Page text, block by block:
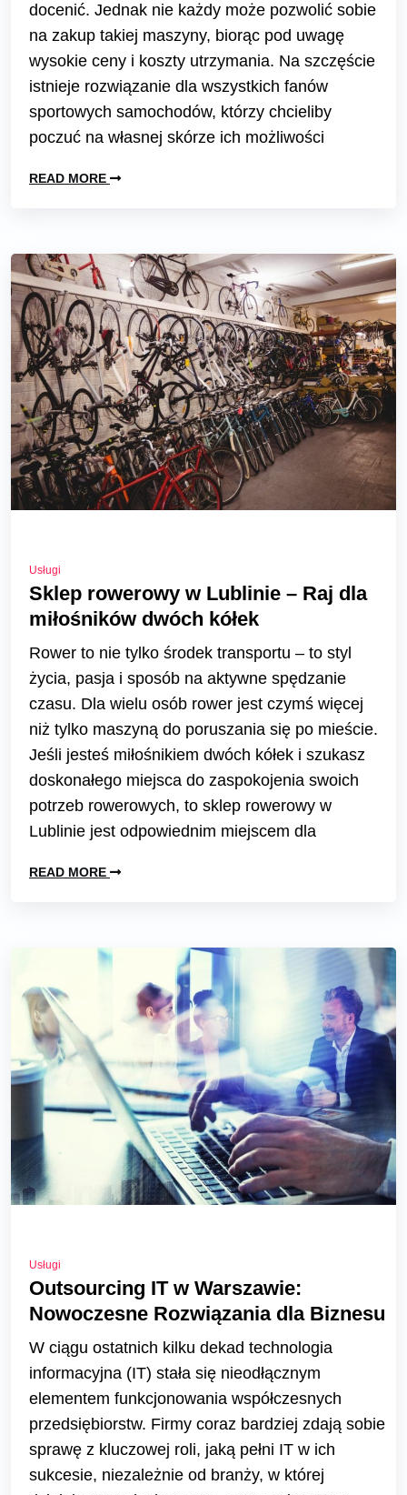
docenić. Jednak nie każdy może pozwolić sobie
na zakup takiej maszyny, biorąc pod uwagę
wysokie ceny i koszty utrzymania. Na szczęście
istnieje rozwiązanie dla wszystkich fanów
sportowych samochodów, którzy chcieliby
poczuć na własnej skórze ich możliwości
READ MORE
Usługi
Sklep rowerowy w Lublinie – Raj dla
miłośników dwóch kółek
Rower to nie tylko środek transportu – to styl
życia, pasja i sposób na aktywne spędzanie
czasu. Dla wielu osób rower jest czymś więcej
niż tylko maszyną do poruszania się po mieście.
Jeśli jesteś miłośnikiem dwóch kółek i szukasz
doskonałego miejsca do zaspokojenia swoich
potrzeb rowerowych, to sklep rowerowy w
Lublinie jest odpowiednim miejscem dla
READ MORE
Usługi
Outsourcing IT w Warszawie:
Nowoczesne Rozwiązania dla Biznesu
W ciągu ostatnich kilku dekad technologia
informacyjna (IT) stała się nieodłącznym
elementem funkcjonowania współczesnych
przedsiębiorstw. Firmy coraz bardziej zdają sobie
sprawę z kluczowej roli, jaką pełni IT w ich
sukcesie, niezależnie od branży, w której